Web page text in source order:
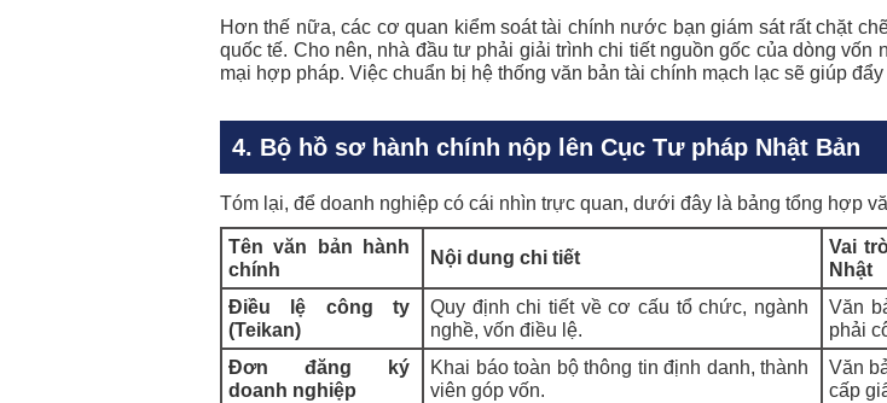
Hơn thế nữa, các cơ quan kiểm soát tài chính nước bạn giám sát rất chặt
quốc tế. Cho nên, nhà đầu tư phải giải trình chi tiết nguồn gốc của dòng
mại hợp pháp. Việc chuẩn bị hệ thống văn bản tài chính mạch lạc sẽ giúp
4. Bộ hồ sơ hành chính nộp lên Cục Tư pháp Nhật Bản
Tóm lại, để doanh nghiệp có cái nhìn trực quan, dưới đây là bảng tổng hợp
Tên văn bản hành
chính
Nội dung chi tiết
Vai
Nhật
Điều lệ công ty
(Teikan)
Quy định chi tiết về cơ cấu tổ chức, ngành
nghề, vốn điều lệ.
Văn
phải
Đơn đăng ký
doanh nghiệp
Khai báo toàn bộ thông tin định danh, thành
viên góp vốn.
Văn
cấp